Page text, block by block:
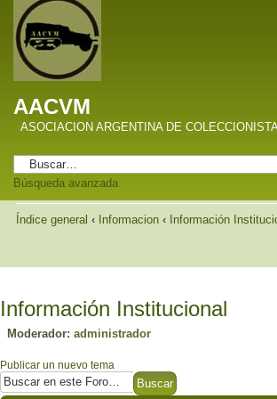
AACVM
ASOCIACION ARGENTINA DE
Búsqueda avanzada
Índice general ‹ Informacion ‹ Información
Información Institucional
Moderador: administrador
Publicar un nuevo tema